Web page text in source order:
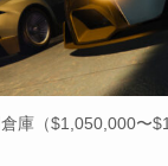
庫（$1,050,000〜